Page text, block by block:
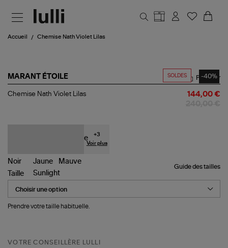
Accueil Chemise Nath Violet Lilas
SOLDES -40%
MARANT ÉTOILE
Chemise
Partager
Chemise Nath Violet Lilas 144,00 €
+3
Voir plus
Guide des tailles
Taille
Prendre votre taille habituelle.
VOTRE CONSEILLÈRE LULLI